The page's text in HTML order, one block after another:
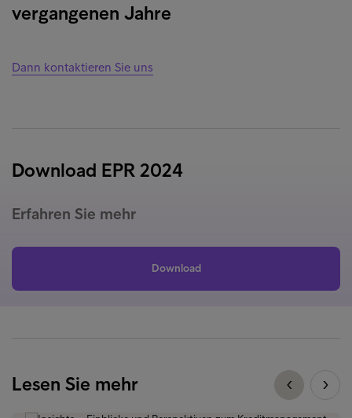
vergangenen Jahre
Dann kontaktieren Sie uns
Download EPR 2024
Erfahren Sie mehr
Download
Lesen Sie mehr